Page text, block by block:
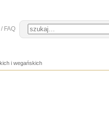
FAQ
i wegańskich